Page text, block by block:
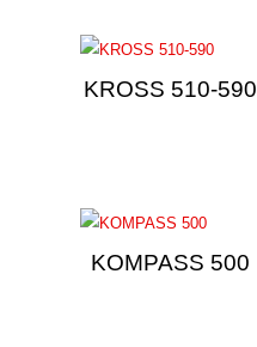
KROSS 510-590
KOMPASS 500